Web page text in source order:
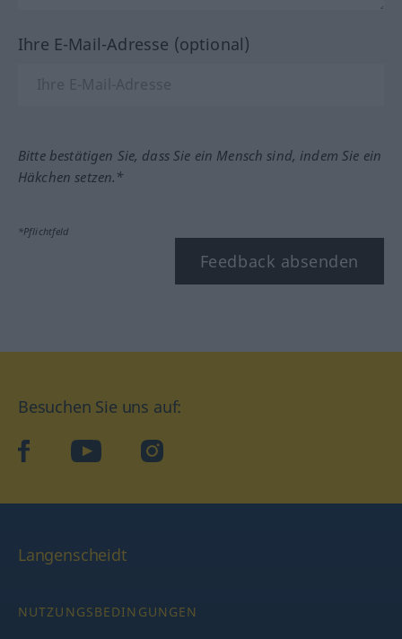
Ihre E-Mail-Adresse (optional)
Bitte bestätigen Sie, dass Sie ein Mensch sind, indem Sie ein
Häkchen setzen.*
*Pflichtfeld
Feedback absenden
Besuchen Sie uns auf:
facebookYouTube Instagram
Langenscheidt
NUTZUNGSBEDINGUNGEN